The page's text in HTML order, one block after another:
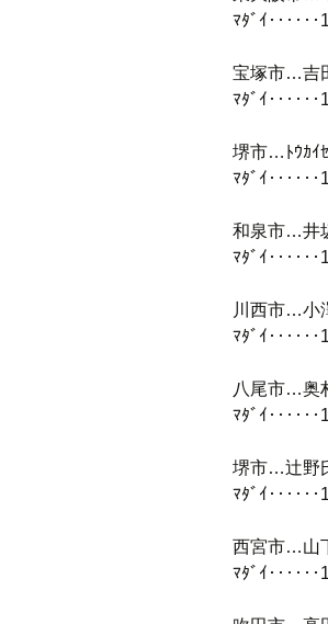
ﾏﾀﾞｲ
宝塚市…吉
ﾏﾀﾞｲ
堺市…ﾄｳｶｲ
ﾏﾀﾞｲ
和泉市…井
ﾏﾀﾞｲ
川西市…小
ﾏﾀﾞｲ
八尾市…奥
ﾏﾀﾞｲ
堺市…辻野
ﾏﾀﾞｲ
西宮市…山
ﾏﾀﾞｲ